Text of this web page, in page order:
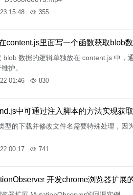
15:48 355
content.js里面写一个函数获取blob
blob 数据的逻辑单独放在 content.js 中，
护。
01:46 830
中可通过注入脚本的方法实现获
型的下载并修改文件名需要特殊处理，因
00:17 741
开发chrome浏览器扩展